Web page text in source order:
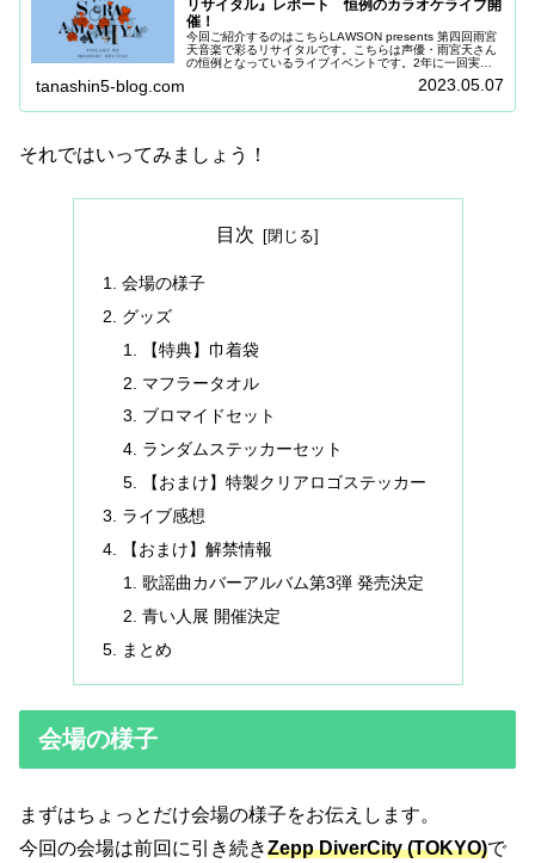
リサイタル』レポート 恒例のカラオケライブ開
催！
今回ご紹介するのはこちらLAWSON presents 第四回雨宮
天音楽で彩るリサイタルです。こちらは声優・雨宮天さん
の恒例となっているライブイベントです。2年に一回実施
tanashin5-blog.com 2023.05.07
それではいってみましょう！
目次
会場の様子
グッズ
【特典】巾着袋
マフラータオル
ブロマイドセット
ランダムステッカーセット
【おまけ】特製クリアロゴステッカー
ライブ感想
【おまけ】解禁情報
歌謡曲カバーアルバム第3弾 発売決定
青い人展 開催決定
まとめ
会場の様子
まずはちょっとだけ会場の様子をお伝えします。
今回の会場は前回に引き続きZepp DiverCity (TOKYO)で